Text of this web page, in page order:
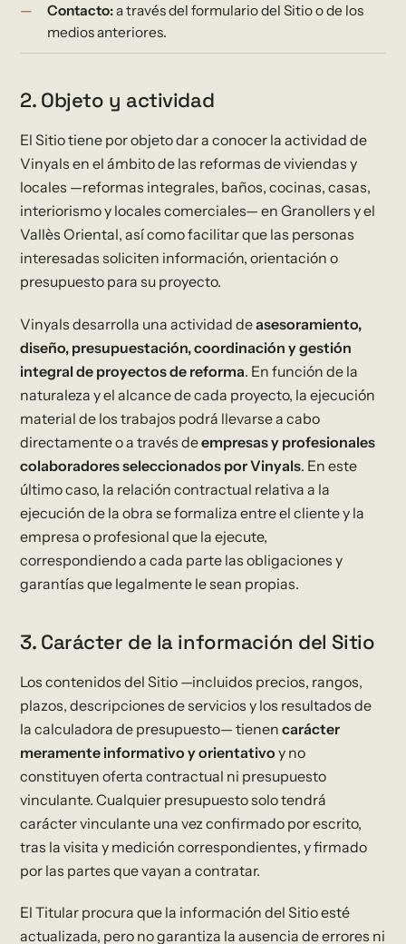
Contacto:a través del formulario del Sitio o de los
medios anteriores.
2. Objeto y actividad
El Sitio tiene por objeto dar a conocer la actividad de
Vinyals en el ámbito de las reformas de viviendas y
locales —reformas integrales, baños, cocinas, casas,
interiorismo y locales comerciales— en Granollers y el
Vallès Oriental, así como facilitar que las personas
interesadas soliciten información, orientación o
presupuesto para su proyecto.
Vinyals desarrolla una actividad deasesoramiento,
diseño, presupuestación, coordinación y gestión
integral de proyectos de reforma. En función de la
naturaleza y el alcance de cada proyecto, la ejecución
material de los trabajos podrá llevarse a cabo
directamente o a través deempresas y profesionales
colaboradores seleccionados por Vinyals. En este
último caso, la relación contractual relativa a la
ejecución de la obra se formaliza entre el cliente y la
empresa o profesional que la ejecute,
correspondiendo a cada parte las obligaciones y
garantías que legalmente le sean propias.
3. Carácter de la información del Sitio
Los contenidos del Sitio —incluidos precios, rangos,
plazos, descripciones de servicios y los resultados de
la calculadora de presupuesto— tienencarácter
meramente informativo y orientativo y no
constituyen oferta contractual ni presupuesto
vinculante. Cualquier presupuesto solo tendrá
carácter vinculante una vez confirmado por escrito,
tras la visita y medición correspondientes, y firmado
por las partes que vayan a contratar.
El Titular procura que la información del Sitio esté
actualizada, pero no garantiza la ausencia de errores ni